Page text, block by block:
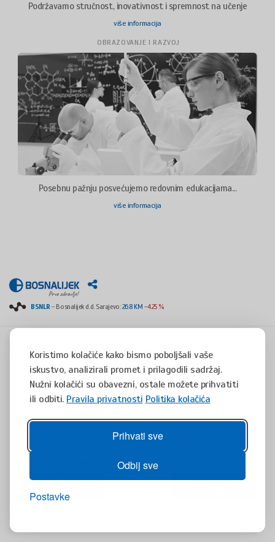
Koristimo kolačiće kako bismo poboljšali vaše
iskustvo, analizirali promet i prilagodili sadržaj.
Nužni kolačići su obavezni, ostale možete prihvatiti
ili odbiti. Pravila privatnosti Politika kolačića
Prihvati sve
Odbij sve
Postavke
Podržavamo stručnost, inovativnost i spremnost na učenje
više informacija
OBRAZOVANJE I RAZVOJ
Posebnu pažnju posvećujemo redovnim edukacijama...
više informacija
BSNLR- Bosnalijek d.d. Sarajevo:26.8 KM -4.25 %
Copyright © 2008 - 2017 - All rights reserved - Jukićeva 53, 71000 Sarajevo, Bosnia and
Herzegovina
tel. +387(0)33 254 400 - fax. +387(0)33 814 253 -
info@bosnalijek.ba
design byDWS- July 2016
Da biste brzo i lako pretraživali bazu Bosnalijekovih proizvoda, preuzmite
aplikaciju Vademaecum za Vaš mobilni uređaj.